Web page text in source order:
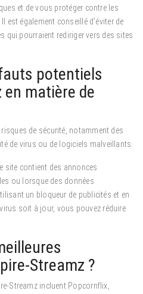
et de vous protéger contre les
est également conseillé d’éviter de
qui pourraient rediriger vers des sites
potentiels
en matière de
de sécurité, notamment des
de virus ou de logiciels malveillants.
site contient des annonces
ou lorsque des données
un bloqueur de publicités et en
soit à jour, vous pouvez réduire
Streamz ?
Streamz incluent Popcornflix,